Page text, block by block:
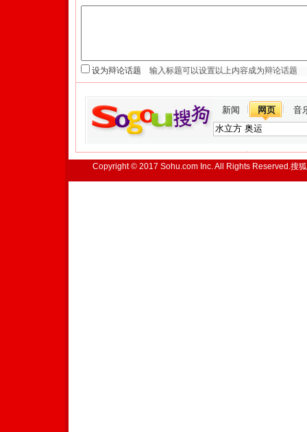
设为辩论话题
新闻 网页 音
Copyright © 2017 Sohu.com Inc. All Rights Reserved.搜